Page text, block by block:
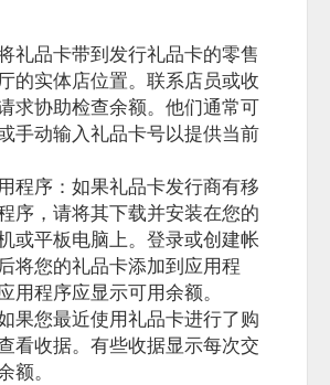
礼品卡带到发行礼品卡的零售
的实体店位置。联系店员或收
求协助检查余额。他们通常可
手动输入礼品卡号以提供当前
程序：如果礼品卡发行商有移
序，请将其下载并安装在您的
或平板电脑上。登录或创建帐
将您的礼品卡添加到应用程
用程序应显示可用余额。
果您最近使用礼品卡进行了购
看收据。有些收据显示每次交
额。